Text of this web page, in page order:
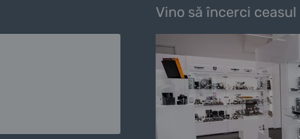
Vino să încerci ceasul